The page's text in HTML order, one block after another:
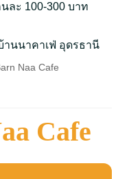
ละ 100-300 บาท
Naa Cafe
Cafe